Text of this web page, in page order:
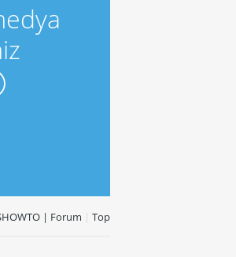
| Forum | Top